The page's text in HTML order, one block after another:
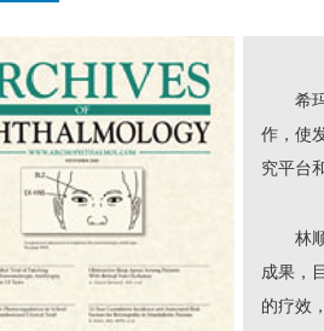
希
作，使
究平台
林
成果，
的疗效